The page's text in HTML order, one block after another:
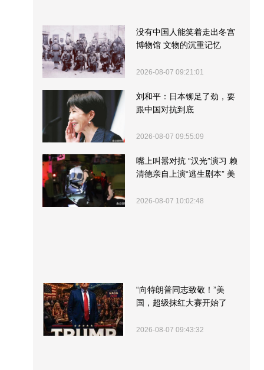
没有中国人能笑着走出冬宫
博物馆 文物的沉重记忆
2026-08-07 09:21:01
刘和平：日本铆足了劲，要
跟中国对抗到底
2026-08-07 09:55:09
嘴上叫嚣对抗 “汉光”演习 赖
清德亲自上演“逃生剧本” 美
2026-08-07 10:02:48
“向特朗普同志致敬！”美
国，超级抹红大赛开始了
2026-08-07 09:43:32